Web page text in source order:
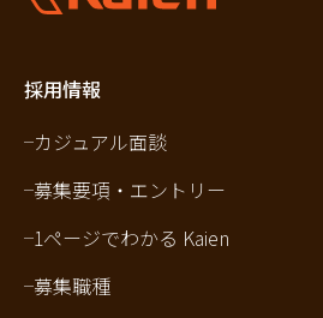
採用情報
カジュアル面談
募集要項・エントリー
1ページでわかる Kaien
募集職種